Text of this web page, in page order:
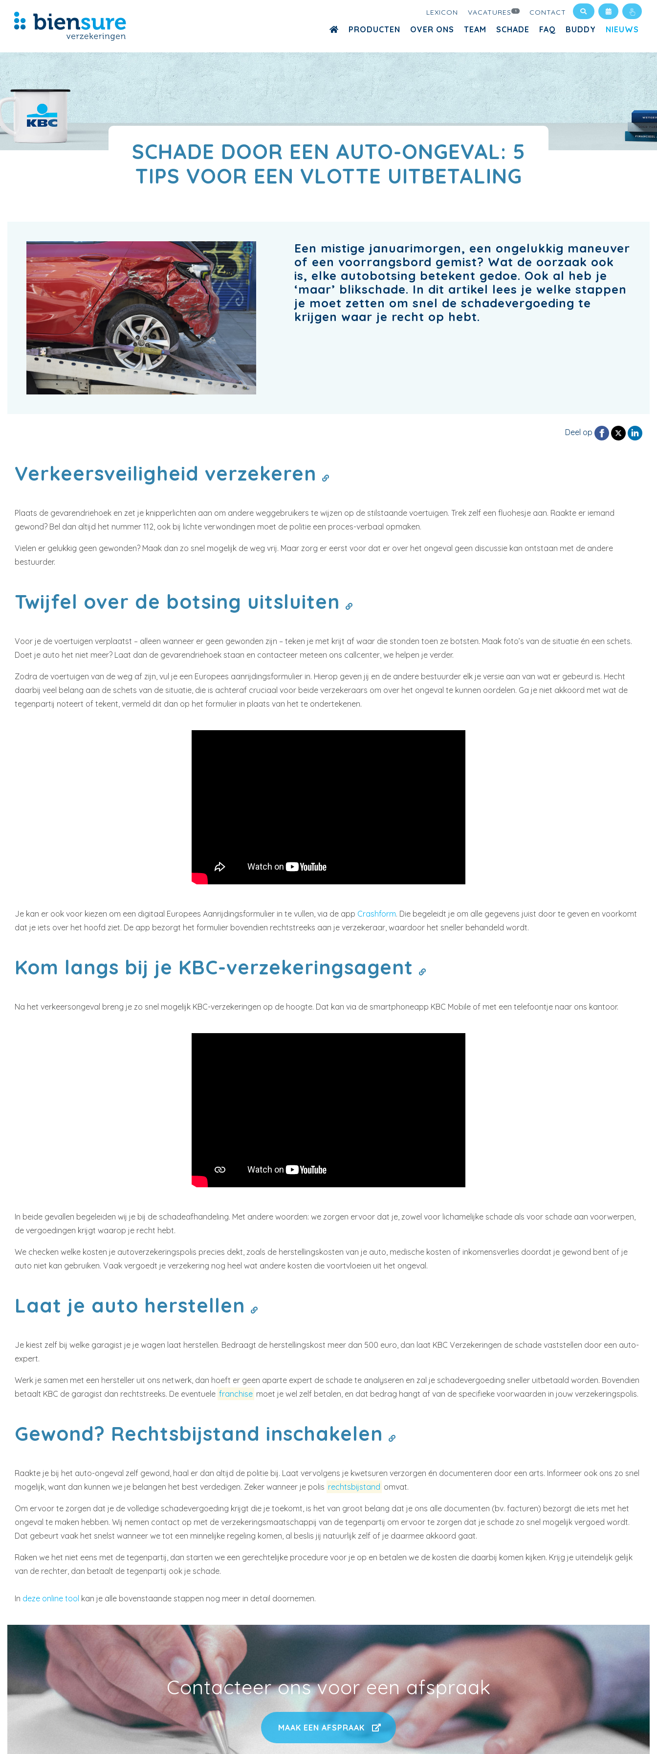
LEXICON VACATURES 1 CONTACT
PRODUCTEN OVER ONS TEAM SCHADE FAQ BUDDY NIEUWS
SCHADE DOOR EEN AUTO-ONGEVAL: 5
TIPS VOOR EEN VLOTTE UITBETALING
Een mistige januarimorgen, een ongelukkig maneuver
of een voorrangsbord gemist? Wat de oorzaak ook
is, elke autobotsing betekent gedoe. Ook al heb je
‘maar’ blikschade. In dit artikel lees je welke stappen
je moet zetten om snel de schadevergoeding te
krijgen waar je recht op hebt.
Deel op
Verkeersveiligheid verzekeren
Plaats de gevarendriehoek en zet je knipperlichten aan om andere weggebruikers te wijzen op de stilstaande voertuigen. Trek zelf een fluohesje aan. Raakte er iemand
gewond? Bel dan altijd het nummer 112, ook bij lichte verwondingen moet de politie een proces-verbaal opmaken.
Vielen er gelukkig geen gewonden? Maak dan zo snel mogelijk de weg vrij. Maar zorg er eerst voor dat er over het ongeval geen discussie kan ontstaan met de andere
bestuurder.
Twijfel over de botsing uitsluiten
Voor je de voertuigen verplaatst – alleen wanneer er geen gewonden zijn – teken je met krijt af waar die stonden toen ze botsten. Maak foto’s van de situatie én een schets.
Doet je auto het niet meer? Laat dan de gevarendriehoek staan en contacteer meteen ons callcenter, we helpen je verder.
Zodra de voertuigen van de weg af zijn, vul je een Europees aanrijdingsformulier in. Hierop geven jij en de andere bestuurder elk je versie aan van wat er gebeurd is. Hecht
daarbij veel belang aan de schets van de situatie, die is achteraf cruciaal voor beide verzekeraars om over het ongeval te kunnen oordelen. Ga je niet akkoord met wat de
tegenpartij noteert of tekent, vermeld dit dan op het formulier in plaats van het te ondertekenen.
Je kan er ook voor kiezen om een digitaal Europees Aanrijdingsformulier in te vullen, via de app Crashform. Die begeleidt je om alle gegevens juist door te geven en voorkomt
dat je iets over het hoofd ziet. De app bezorgt het formulier bovendien rechtstreeks aan je verzekeraar, waardoor het sneller behandeld wordt.
Kom langs bij je KBC-verzekeringsagent
Na het verkeersongeval breng je zo snel mogelijk KBC-verzekeringen op de hoogte. Dat kan via de smartphoneapp KBC Mobile of met een telefoontje naar ons kantoor.
In beide gevallen begeleiden wij je bij de schadeafhandeling. Met andere woorden: we zorgen ervoor dat je, zowel voor lichamelijke schade als voor schade aan voorwerpen,
de vergoedingen krijgt waarop je recht hebt.
We checken welke kosten je autoverzekeringspolis precies dekt, zoals de herstellingskosten van je auto, medische kosten of inkomensverlies doordat je gewond bent of je
auto niet kan gebruiken. Vaak vergoedt je verzekering nog heel wat andere kosten die voortvloeien uit het ongeval.
Laat je auto herstellen
Je kiest zelf bij welke garagist je je wagen laat herstellen. Bedraagt de herstellingskost meer dan 500 euro, dan laat KBC Verzekeringen de schade vaststellen door een auto-
expert.
Werk je samen met een hersteller uit ons netwerk, dan hoeft er geen aparte expert de schade te analyseren en zal je schadevergoeding sneller uitbetaald worden. Bovendien
betaalt KBC de garagist dan rechtstreeks. De eventuele franchise moet je wel zelf betalen, en dat bedrag hangt af van de specifieke voorwaarden in jouw verzekeringspolis.
Gewond? Rechtsbijstand inschakelen
Raakte je bij het auto-ongeval zelf gewond, haal er dan altijd de politie bij. Laat vervolgens je kwetsuren verzorgen én documenteren door een arts. Informeer ook ons zo snel
mogelijk, want dan kunnen we je belangen het best verdedigen. Zeker wanneer je polis rechtsbijstand omvat.
Om ervoor te zorgen dat je de volledige schadevergoeding krijgt die je toekomt, is het van groot belang dat je ons alle documenten (bv. facturen) bezorgt die iets met het
ongeval te maken hebben. Wij nemen contact op met de verzekeringsmaatschappij van de tegenpartij om ervoor te zorgen dat je schade zo snel mogelijk vergoed wordt.
Dat gebeurt vaak het snelst wanneer we tot een minnelijke regeling komen, al beslis jij natuurlijk zelf of je daarmee akkoord gaat.
Raken we het niet eens met de tegenpartij, dan starten we een gerechtelijke procedure voor je op en betalen we de kosten die daarbij komen kijken. Krijg je uiteindelijk gelijk
van de rechter, dan betaalt de tegenpartij ook je schade.
In deze online tool kan je alle bovenstaande stappen nog meer in detail doornemen.
Contacteer ons voor een afspraak
MAAK EEN AFSPRAAK